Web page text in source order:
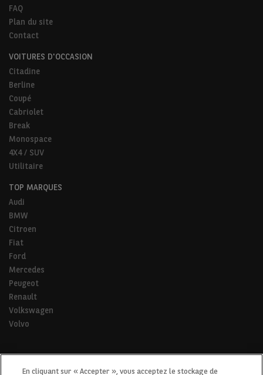
FAQ
Plan du site
Contact
VOITURES D'OCCASION
Citadine
Berline
Coupé
Cabriolet
Break
Monospace
4X4 / SUV
Utilitaire
TOP MARQUES
Audi
BMW
Citroen
Fiat
Ford
Mercedes
Peugeot
Renault
Volkswagen
Volvo
* Pour tous les trajets de la vie.
En cliquant sur « Accepter », vous acceptez le stockage de